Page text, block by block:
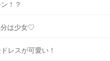
！？
は少女♡
レスが可愛い！